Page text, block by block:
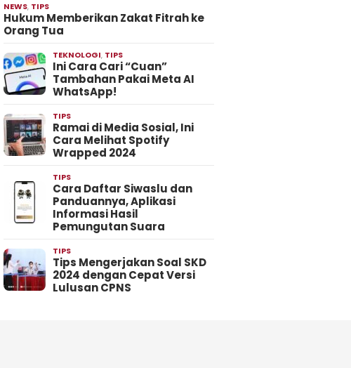
NEWS, TIPS
Hukum Memberikan Zakat Fitrah ke
Orang Tua
TEKNOLOGI, TIPS
Ini Cara Cari “Cuan”
Tambahan Pakai Meta AI
WhatsApp!
TIPS
Ramai di Media Sosial, Ini
Cara Melihat Spotify
Wrapped 2024
TIPS
Cara Daftar Siwaslu dan
Panduannya, Aplikasi
Informasi Hasil
Pemungutan Suara
TIPS
Tips Mengerjakan Soal SKD
2024 dengan Cepat Versi
Lulusan CPNS